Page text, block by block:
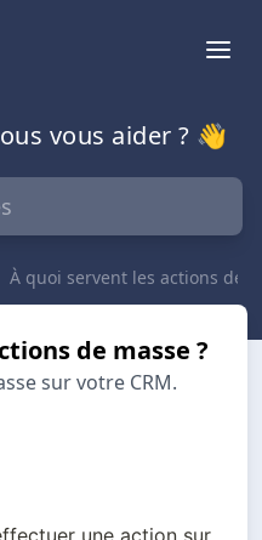
vous aider ? 👋
À quoi servent les actions de
de masse ?
sur votre CRM.
une action sur